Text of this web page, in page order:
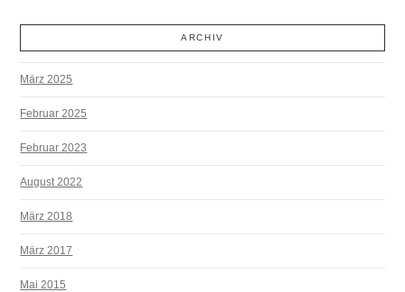
ARCHIV
März 2025
Februar 2025
Februar 2023
August 2022
März 2018
März 2017
Mai 2015